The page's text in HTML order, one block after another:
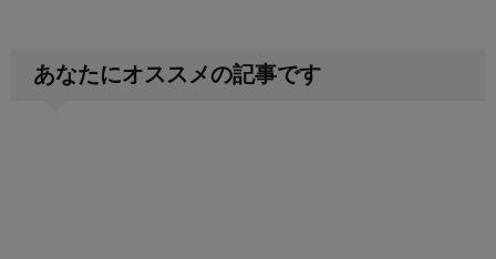
あなたにオススメの記事です